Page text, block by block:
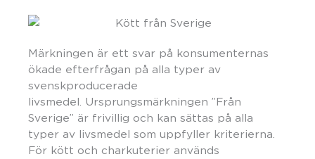
Märkningen är ett svar på konsumenternas
ökade efterfrågan på alla typer av
svenskproducerade
livsmedel. Ursprungsmärkningen ”Från
Sverige” är frivillig och kan sättas på alla
typer av livsmedel som uppfyller kriterierna.
För kött och charkuterier används